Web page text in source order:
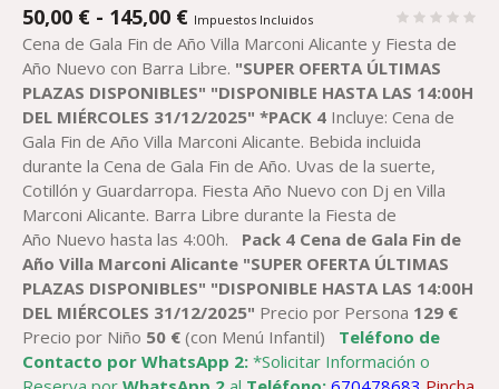
50,00 € - 145,00 €RANGO
DE
PRECIOS:
DESDE
50,00 €
HASTA
145,00 €
Impuestos Incluidos
Cena de Gala Fin de Año Villa Marconi Alicante y Fiesta de
Año Nuevo con Barra Libre. "SUPER OFERTA ÚLTIMAS
PLAZAS DISPONIBLES" "DISPONIBLE HASTA LAS 14:00H
DEL MIÉRCOLES 31/12/2025" *PACK 4 Incluye: Cena de
Gala Fin de Año Villa Marconi Alicante. Bebida incluida
durante la Cena de Gala Fin de Año. Uvas de la suerte,
Cotillón y Guardarropa. Fiesta Año Nuevo con Dj en Villa
Marconi Alicante. Barra Libre durante la Fiesta de
Año Nuevo hasta las 4:00h. Pack 4 Cena de Gala Fin de
AñoVilla Marconi Alicante "SUPER OFERTA ÚLTIMAS
PLAZAS DISPONIBLES" "DISPONIBLE HASTA LAS 14:00H
DEL MIÉRCOLES 31/12/2025" Precio por Persona 129 €
Precio por Niño 50 € (con Menú Infantil) Teléfono de
Contacto por WhatsApp 2: *Solicitar Información o